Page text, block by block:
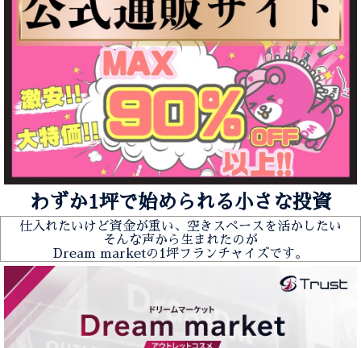
わずか1坪で始められる小さな投資
仕入れたいけど資金が重い、空きスペースを活かしたい
そんな声から生まれたのが
Dream marketの1坪フランチャイズです。